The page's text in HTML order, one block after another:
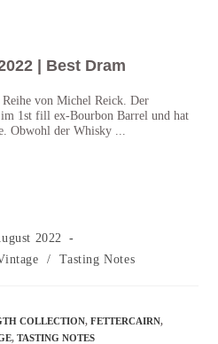
| Best Dram
von Michel Reick. Der
1st fill ex-Bourbon Barrel und hat
Obwohl der Whisky ...
2022
/ Tasting Notes
COLLECTION, FETTERCAIRN,
, TASTING NOTES